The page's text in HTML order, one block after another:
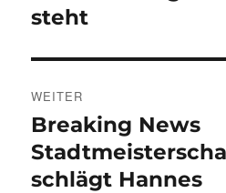
Beitrag:
steht
WEITER
Nächster
Beitrag:
Breaking News
schlägt Hannes